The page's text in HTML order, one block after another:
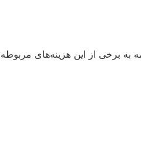
به برخی از این هزینه‌های